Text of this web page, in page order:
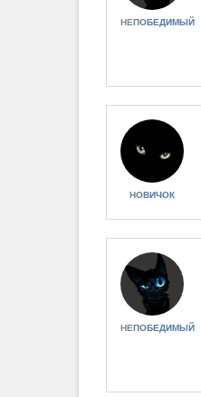
НЕПОБЕДИМЫЙ
НОВИЧОК
НЕПОБЕДИМЫЙ